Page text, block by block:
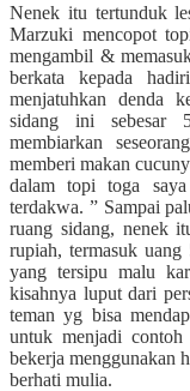
Nenek itu tertunduk
Marzuki mencopot
mengambil &
berkata kepada
menjatuhkan denda
sidang ini sebesar
membiarkan
memberi makan
dalam topi toga
terdakwa. ” Sampai
ruang sidang, nenek
rupiah, termasuk
yang tersipu malu
kisahnya luput dari
teman yg bisa
untuk menjadi
bekerja menggunakan
berhati mulia.